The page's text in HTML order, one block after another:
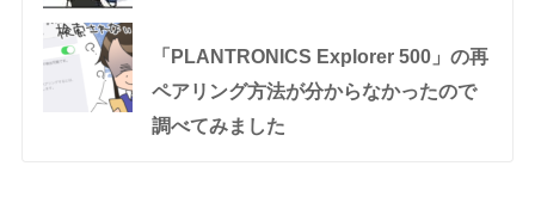
「PLANTRONICS Explorer 500」の再
ペアリング方法が分からなかったので
調べてみました